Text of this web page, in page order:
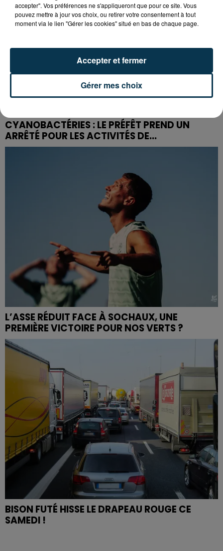
CYANOBACTÉRIES : LE PRÉFÊT PREND UN
ARRÊTÉ POUR LES ACTIVITÉS DE...
L’ASSE RÉDUIT FACE À SOCHAUX, UNE
PREMIÈRE VICTOIRE POUR NOS VERTS ?
BISON FUTÉ HISSE LE DRAPEAU ROUGE CE
SAMEDI !
accepter". Vos préférences ne s'appliqueront que pour ce site. Vous
pouvez mettre à jour vos choix, ou retirer votre consentement à tout
moment via le lien "Gérer les cookies" situé en bas de chaque page.
Gérer mes choix
Accepter et fermer